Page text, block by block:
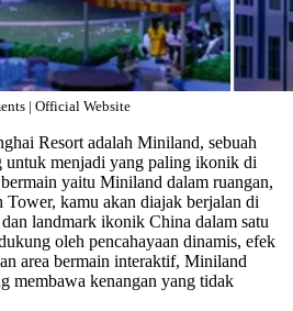
| Official Website
Resort adalah Miniland, sebuah
untuk menjadi yang paling ikonik di
yaitu Miniland dalam ruangan,
Tower, kamu akan diajak berjalan di
landmark ikonik China dalam satu
oleh pencahayaan dinamis, efek
area bermain interaktif, Miniland
membawa kenangan yang tidak